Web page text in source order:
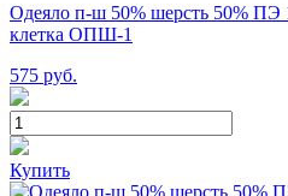
Одеяло п-ш 50% шерсть 50% ПЭ
клетка ОПШ-1
575 руб.
Купить